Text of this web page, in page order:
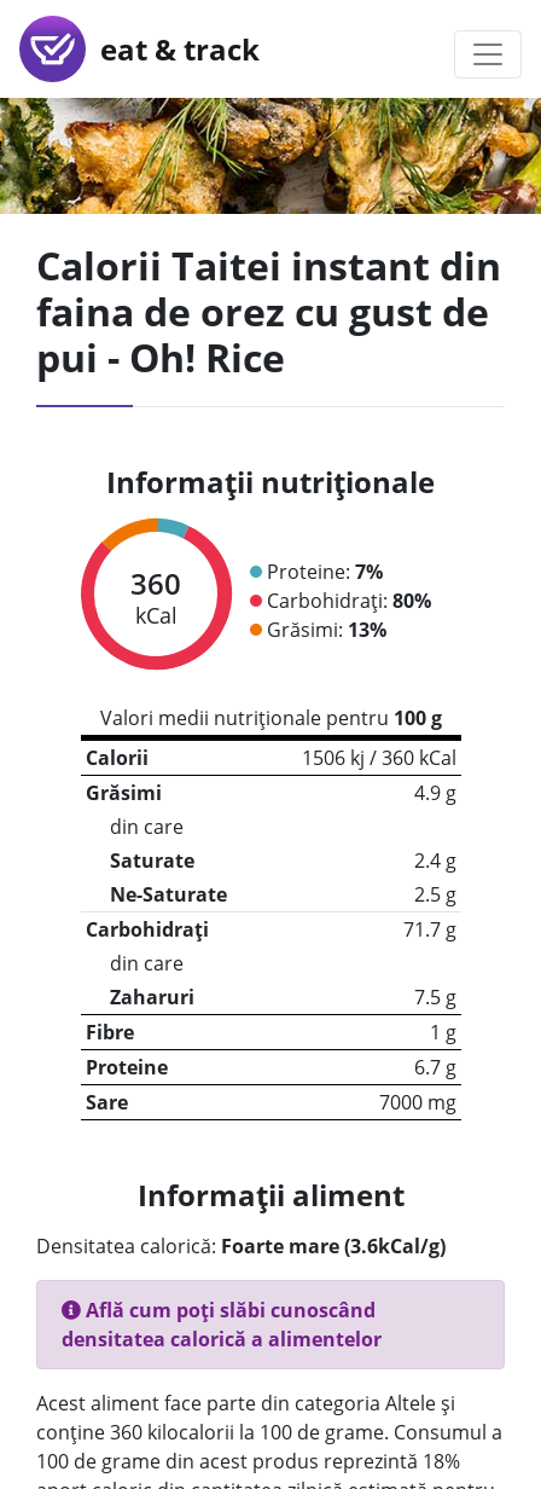
eat & track
Calorii Taitei instant din
faina de orez cu gust de
pui - Oh! Rice
Informații nutriționale
360
kCal
Proteine: 7%
Carbohidrați: 80%
Grăsimi: 13%
Valori medii nutriționale pentru 100 g
Calorii
1506 kj / 360 kCal
Grăsimi
4.9 g
din care
Saturate
2.4 g
Ne-Saturate
2.5 g
Carbohidrați
71.7 g
din care
Zaharuri
7.5 g
Fibre
1 g
Proteine
6.7 g
Sare
7000 mg
Informații aliment
Densitatea calorică: Foarte mare (3.6kCal/g)
Află cum poți slăbi cunoscând
densitatea calorică a alimentelor
Acest aliment face parte din categoria Altele și
conține 360 kilocalorii la 100 de grame. Consumul a
100 de grame din acest produs reprezintă 18%